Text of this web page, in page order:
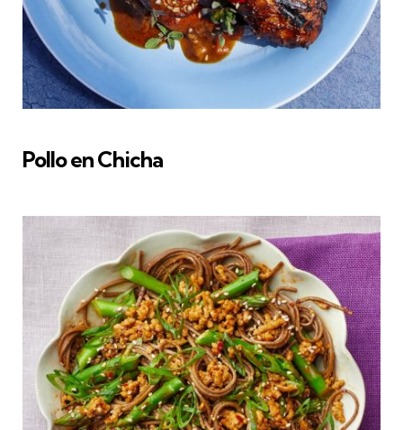
Pollo en Chicha